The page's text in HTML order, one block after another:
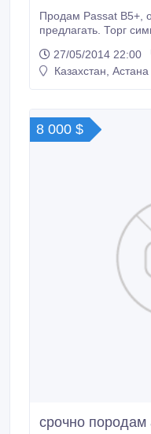
Продам Passat B5+, один хозяин в РК, обмен не
предлагать.
27/05/2014 22:00
Казахстан, Астана
8 000 $
срочно породам